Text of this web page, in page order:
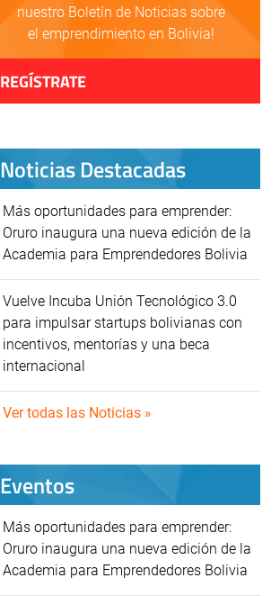
nuestro Boletín de Noticias sobre
el emprendimiento en Bolivia!
REGÍSTRATE
Noticias Destacadas
Más oportunidades para emprender:
Oruro inaugura una nueva edición de la
Academia para Emprendedores Bolivia
Vuelve Incuba Unión Tecnológico 3.0
para impulsar startups bolivianas con
incentivos, mentorías y una beca
internacional
Ver todas las Noticias »
Eventos
Más oportunidades para emprender:
Oruro inaugura una nueva edición de la
Academia para Emprendedores Bolivia